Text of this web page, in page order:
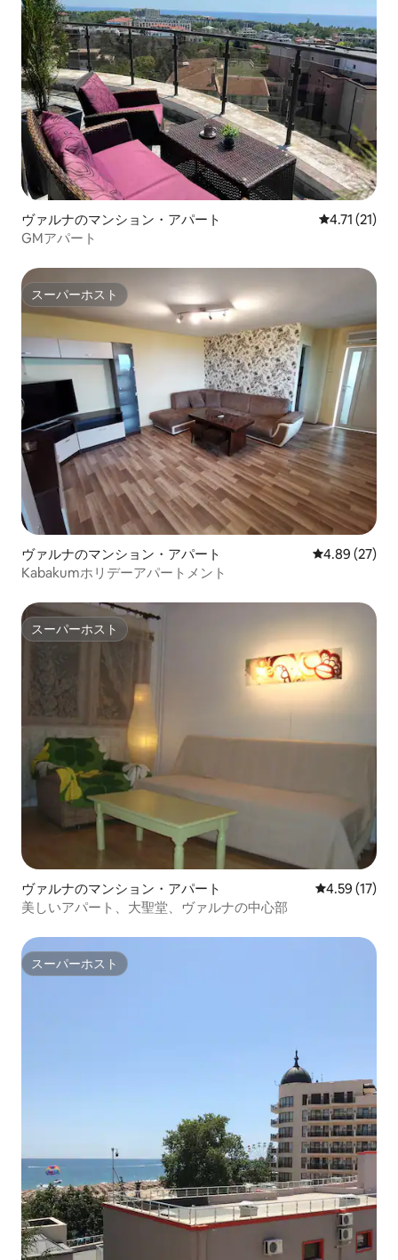
ヴァルナのマンション・アパート レビュー21
4.71 (21)
GMアパート
スーパーホスト
スーパーホスト
ヴァルナのマンション・アパート レビュー27
4.89 (27)
Kabakumホリデーアパートメント
スーパーホスト
スーパーホスト
ヴァルナのマンション・アパート レビュー17
4.59 (17)
美しいアパート、大聖堂、ヴァルナの中心部
スーパーホスト
スーパーホスト